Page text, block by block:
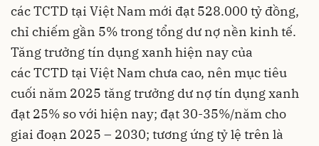
các TCTD tại Việt Nam mới đạt 528.000 tỷ đồng,
chỉ chiếm gần 5% trong tổng dư nợ nền kinh tế.
Tăng trưởng tín dụng xanh hiện nay của
các TCTD tại Việt Nam chưa cao, nên mục tiêu
cuối năm 2025 tăng trưởng dư nợ tín dụng xanh
đạt 25% so với hiện nay; đạt 30-35%/năm cho
giai đoạn 2025 – 2030; tương ứng tỷ lệ trên là